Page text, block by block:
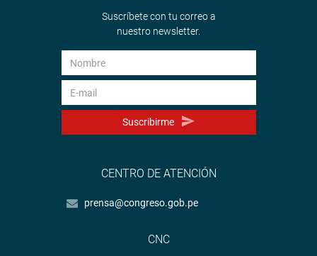
Suscríbete con tu correo a
nuestro newsletter.
Suscribirme
CENTRO DE ATENCIÓN
prensa@congreso.gob.pe
CNC